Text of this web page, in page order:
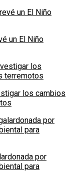
un El Niño
los cambios
por
para